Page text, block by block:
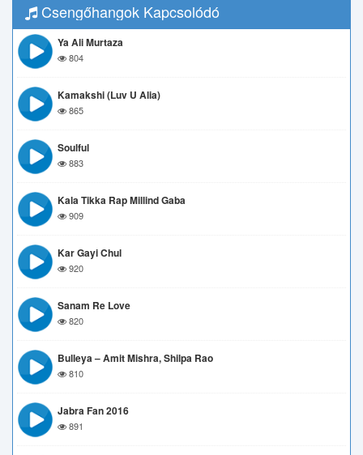
Csengőhangok Kapcsolódó
Ya Ali Murtaza
804
Kamakshi (Luv U Alia)
865
Soulful
883
Kala Tikka Rap Millind Gaba
909
Kar Gayi Chul
920
Sanam Re Love
820
Bulleya – Amit Mishra, Shilpa Rao
810
Jabra Fan 2016
891